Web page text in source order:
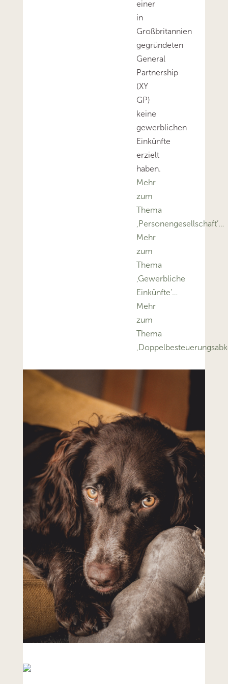
einer
in
Großbritannien
gegründeten
General
Partnership
(XY
GP)
keine
gewerblichen
Einkünfte
erzielt
haben.
Mehr
zum
Thema
‚Personengesellschaft’…
Mehr
zum
Thema
‚Gewerbliche
Einkünfte’…
Mehr
zum
Thema